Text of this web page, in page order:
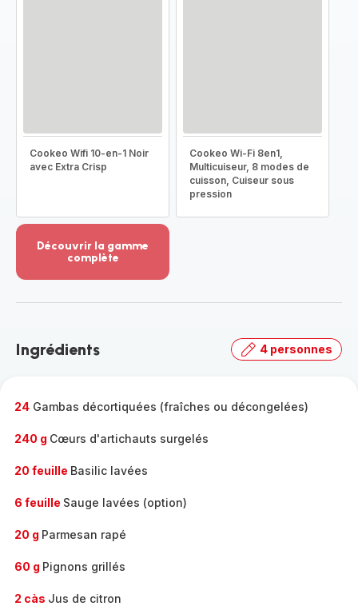
Cookeo Wifi 10-en-1 Noir
avec Extra Crisp
Cookeo Wi-Fi 8en1,
Multicuiseur, 8 modes de
cuisson, Cuiseur sous
pression
Découvrir la gamme
complète
-
gamme
Ingrédients 4 personnes
24 Gambas décortiquées (fraîches ou décongelées)
240 g Cœurs d'artichauts surgelés
20 feuille Basilic lavées
6 feuille Sauge lavées (option)
20 g Parmesan rapé
60 g Pignons grillés
2 càs Jus de citron